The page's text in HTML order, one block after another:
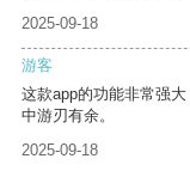
2025-09-18
游客
这款app的功能非常强
中游刃有余。
2025-09-18